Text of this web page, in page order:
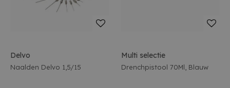
Delvo
Naalden Delvo 1,5/15
Multi selectie
Drenchpistool 70Ml, Blauw